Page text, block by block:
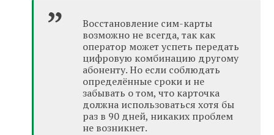
Восстановление сим-карты
возможно не всегда, так как
оператор может успеть передать
цифровую комбинацию другому
абоненту. Но если соблюдать
определённые сроки и не
забывать о том, что карточка
должна использоваться хотя бы
раз в 90 дней, никаких проблем
не возникнет.